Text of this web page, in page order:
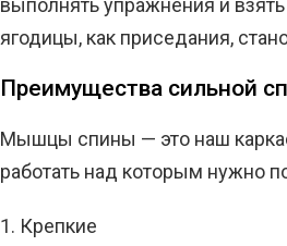
выполнять упражнения и
ягодицы, как приседания,
Преимущества сильной
Мышцы спины — это наш
работать над которым нужно
Крепкие